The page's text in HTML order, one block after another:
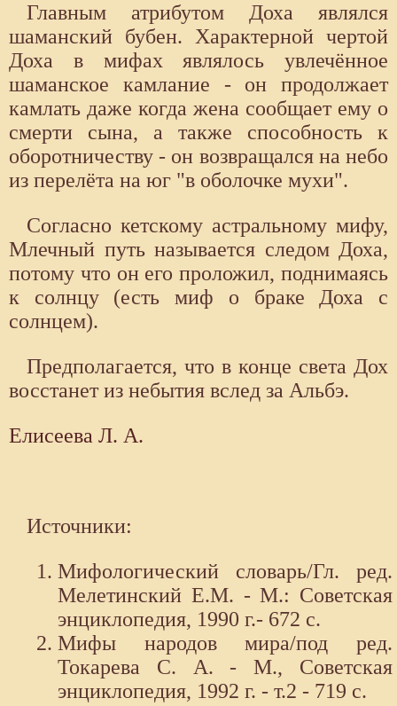
Главным атрибутом Доха являлся
шаманский бубен. Характерной чертой
Доха в мифах являлось увлечённое
шаманское камлание - он продолжает
камлать даже когда жена сообщает ему о
смерти сына, а также способность к
оборотничеству - он возвращался на небо
из перелёта на юг "в оболочке мухи".
Согласно кетскому астральному мифу,
Млечный путь называется следом Доха,
потому что он его проложил, поднимаясь
к солнцу (есть миф о браке Доха с
солнцем).
Предполагается, что в конце света Дох
восстанет из небытия вслед за Альбэ.
Елисеева Л. А.
Источники:
Мифологический словарь/Гл. ред.
Мелетинский Е.М. - М.: Советская
энциклопедия, 1990 г.- 672 с.
Мифы народов мира/под ред.
Токарева С. А. - М., Советская
энциклопедия, 1992 г. - т.2 - 719 с.